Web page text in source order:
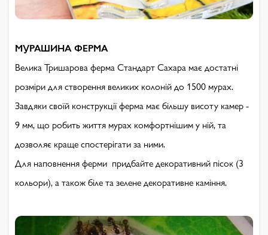
МУРАШИНА ФЕРМА
Велика Тришарова ферма Стандарт Сахара має достатні
розміри для створення великих колоній до 1500 мурах.
Завдяки своїй конструкції ферма має більшу висоту камер -
9 мм, що робить життя мурах комфортнішим у ній, та
дозволяє краще спостерігати за ними.
Для наповнення ферми придбайте декоративний пісок (3
кольори), а також біле та зелене декоративне каміння.